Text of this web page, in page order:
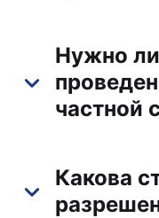
Нужно
частной
Какова